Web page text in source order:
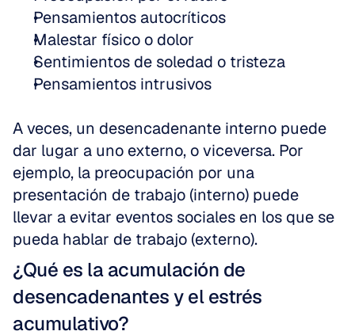
Pensamientos autocríticos
Malestar físico o dolor
Sentimientos de soledad o tristeza
Pensamientos intrusivos
A veces, un desencadenante interno puede
dar lugar a uno externo, o viceversa. Por
ejemplo, la preocupación por una
presentación de trabajo (interno) puede
llevar a evitar eventos sociales en los que se
pueda hablar de trabajo (externo).
¿Qué es la acumulación de
desencadenantes y el estrés
acumulativo?